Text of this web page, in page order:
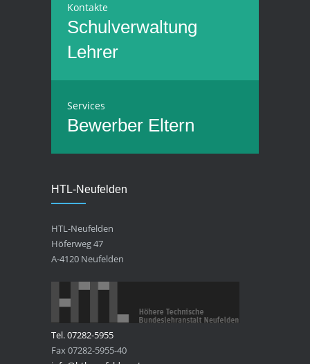
Kontakte
Schulverwaltung
Lehrer
Services
Bewerber Eltern
HTL-Neufelden
HTL-Neufelden
Höferweg 47
A-4120 Neufelden
Tel. 07282-5955
Fax 07282-5955-40